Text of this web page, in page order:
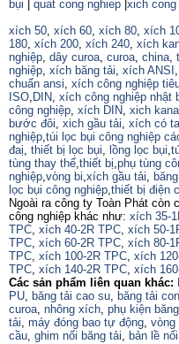
bụi
quat cong nghiep xich cong
xích 50, xích 60, xích 80, xích
180, xích 200, xích 240, xích
nghiệp, dây curoa, curoa, china,
nghiệp, xích băng tải, xích ANSI ,
chuẩn ansi, xích công nghiệp
ISO, DIN, xích công nghiệp nhật
công nghiệp, xích DIN, xich
bước đôi, xich gầu tải, xích có
nghiệp,túi lọc bụi công nghiệp
đaị, thiết bị lọc bụi, lồng lọc bụi,
tùng thay thế,thiết bị,phụ tùng
nghiệp,vòng bi,xích gầu tải,
lọc bụi công nghiệp,thiết bị điện
Ngoài ra công ty Toàn Phát còn
công nghiệp khác như: xích 35-
TPC, xích 40-2R TPC, xích 50-
TPC, xích 60-2R TPC, xích 80-
TPC, xích 100-2R TPC, xích
TPC, xích 140-2R TPC, xích
Các sản phẩm liên quan khác:
PU, băng tải cao su, băng tải
curoa, nhông xích, phụ kiện
tải, máy đóng bao tự động,
cầu, ghim nối băng tải, bản lề